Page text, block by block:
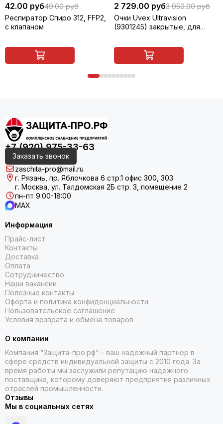
42.00 руб49.00 руб
Респиратор Спиро 312, FFP2,
с клапаном
2 729.00 руб3 950.00 руб
Очки Uvex Ultravision
(9301245) закрытые, для
+7 (920) 975-33-63
Заказать звонок
zaschita-pro@mail.ru
г. Рязань, пр. Яблочкова 6 стр.1 офис 300, 303
г. Москва, ул. Талдомская 2Б стр. 3, помещение 2
пн-пт 9:00-18:00
MAX
Информация
Прайс-лист
Контакты
Доставка
Оплата
Сотрудничество
Наши вакансии
Полезные контакты
Оферта и политика конфиденциальности
Пользовательское соглашение
Условия возврата и обмена товаров
О компании
Компания “Защита-про.рф” – ваш надежный партнер в
сфере средств индивидуальной защиты с 2010 года. За
время работы мы заслужили репутацию надежного
поставщика, которому доверяют предприятия различных
отраслей промышленности.
Отзывы
Мы в социальных сетях